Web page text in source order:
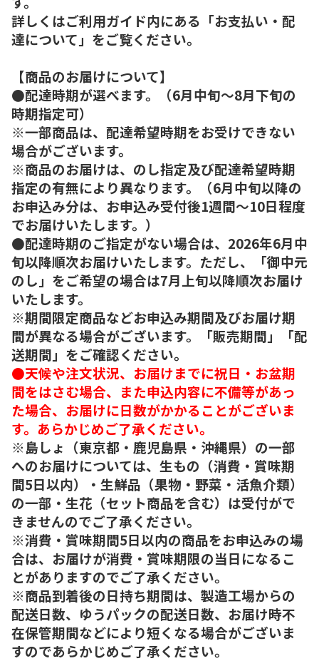
詳しくはご利用ガイド内にある「お支払い・配
達について」をご覧ください。
【商品のお届けについて】
●配達時期が選べます。（6月中旬～8月下旬の
時期指定可）
※一部商品は、配達希望時期をお受けできない
場合がございます。
※商品のお届けは、のし指定及び配達希望時期
指定の有無により異なります。（6月中旬以降の
お申込み分は、お申込み受付後1週間～10日程度
でお届けいたします。）
●配達時期のご指定がない場合は、2026年6月中
旬以降順次お届けいたします。ただし、「御中元
のし」をご希望の場合は7月上旬以降順次お届け
いたします。
※期間限定商品などお申込み期間及びお届け期
間が異なる場合がございます。「販売期間」「配
送期間」をご確認ください。
●天候や注文状況、お届けまでに祝日・お盆期
間をはさむ場合、また申込内容に不備等があっ
た場合、お届けに日数がかかることがございま
す。あらかじめご了承ください。
※島しょ（東京都・鹿児島県・沖縄県）の一部
へのお届けについては、生もの（消費・賞味期
間5日以内）・生鮮品（果物・野菜・活魚介類）
の一部・生花（セット商品を含む）は受付がで
きませんのでご了承ください。
※消費・賞味期間5日以内の商品をお申込みの場
合は、お届けが消費・賞味期限の当日になるこ
とがありますのでご了承ください。
※商品到着後の日持ち期間は、製造工場からの
配送日数、ゆうパックの配送日数、お届け時不
在保管期間などにより短くなる場合がございま
すのであらかじめご了承ください。